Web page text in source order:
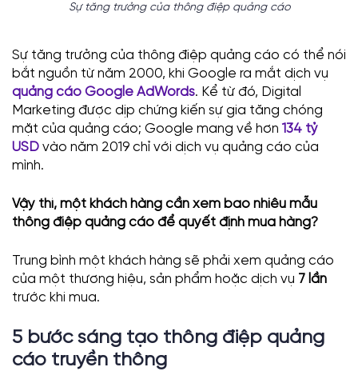
Sự tăng trưởng của thông điệp quảng cáo
Sự tăng trưởng của thông điệp quảng cáo có thể nói
bắt nguồn từ năm 2000, khi Google ra mắt dịch vụ
quảng cáo Google AdWords. Kể từ đó, Digital
Marketing được dịp chứng kiến sự gia tăng chóng
mặt của quảng cáo; Google mang về hơn 134 tỷ
USD vào năm 2019 chỉ với dịch vụ quảng cáo của
mình.
Vậy thì, một khách hàng cần xem bao nhiêu mẫu
thông điệp quảng cáo để quyết định mua hàng?
Trung bình một khách hàng sẽ phải xem quảng cáo
của một thương hiệu, sản phẩm hoặc dịch vụ 7 lần
trước khi mua.
5 bước sáng tạo thông điệp quảng
cáo truyền thông